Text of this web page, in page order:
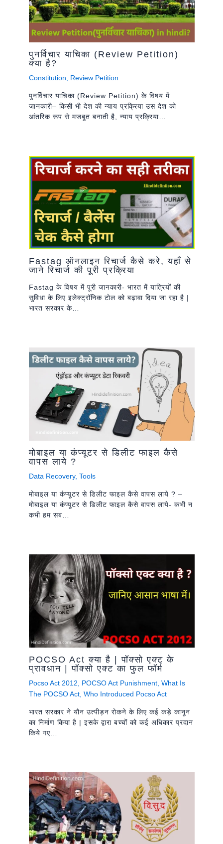
पुनर्विचार याचिका (Review Petition)
क्या है?
Constitution Review Petition
पुनर्विचार याचिका (Review Petition) के विषय में
जानकारी– किसी भी देश की न्याय प्रक्रिया उस देश को
आंतरिक रूप से मजबूत बनाती है, न्याय प्रक्रिया…
Fastag ऑनलाइन रिचार्ज कैसे करे, यहाँ से
जाने रिचार्ज की पूरी प्रक्रिया
Fastag के विषय में पूरी जानकारी- भारत में यात्रियों की
सुविधा के लिए इलेक्ट्रॉनिक टोल को बढ़ावा दिया जा रहा है |
भारत सरकार के…
मोबाइल या कंप्यूटर से डिलीट फाइल कैसे
वापस लाये ?
Data Recovery, Tools
मोबाइल या कंप्यूटर से डिलीट फाइल कैसे वापस लाये ? –
मोबाइल या कंप्यूटर से डिलीट फाइल कैसे वापस लाये- कभी न
कभी हम सब…
POCSO Act क्या है | पॉक्सो एक्ट के
प्रावधान | पॉक्सो एक्ट का फुल फॉर्म
Pocso Act 2012 POCSO Act Punishment, What Is
The POCSO Act, Who Introduced Pocso Act
भारत सरकार ने यौन उत्पीड़न रोकने के लिए कई कड़े कानून
का निर्माण किया है | इसके द्वारा बच्चों को कई अधिकार प्रदान
किये गए…